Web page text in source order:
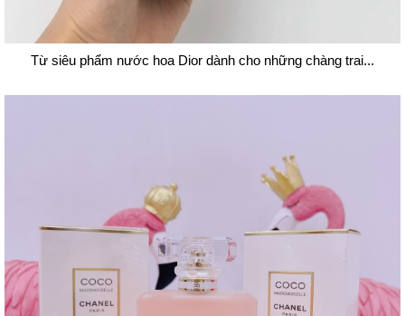
Từ siêu phẩm nước hoa Dior dành cho những chàng trai...